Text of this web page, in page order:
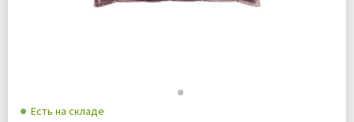
Есть на складе